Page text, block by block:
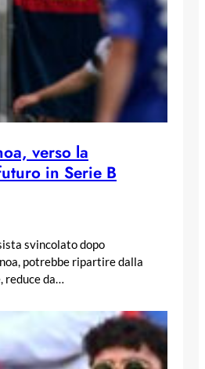
verso la
in Serie B
svincolato dopo
potrebbe ripartire dalla
reduce da…